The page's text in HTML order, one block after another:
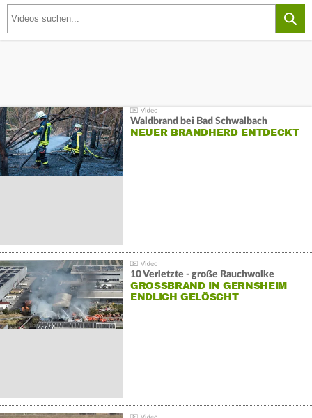
Waldbrand bei Bad Schwalbach
NEUER BRANDHERD ENTDECKT
10 Verletzte - große Rauchwolke
GROSSBRAND IN GERNSHEIM E
NDLICH GELÖSCHT